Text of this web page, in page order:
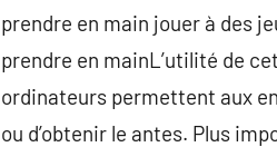
prendre en main jouer à des
prendre en mainL’utilité de
ordinateurs permettent aux
ou d’obtenir le antes. Plus